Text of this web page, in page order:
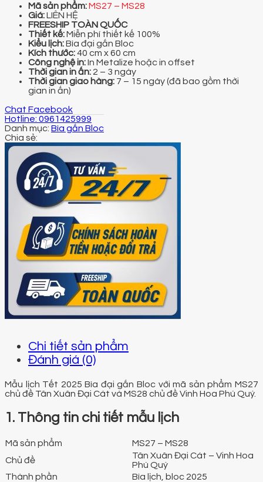
Mã sản phẩm:MS27 – MS28
Giá:LIÊN HỆ
FREESHIP TOÀN QUỐC
Thiết kế:Miễn phí thiết kế 100%
Kiểu lịch:Bìa đại gắn Bloc
Kích thước:40 cm x 60 cm
Công nghệ in:In Metalize hoặc in offset
Thời gian in ấn: 2 – 3 ngày
Thời gian giao hàng: 7 – 15 ngày (đã bao gồm thời
gian in ấn)
Chat Facebook
Hotline: 0961425999
Danh mục: Bìa gắn Bloc
Chi tiết sản phẩm
Đánh giá (0)
Mẫu lịch Tết 2025 Bìa đại gắn Bloc với mã sản phẩm MS27
chủ đề Tân Xuân Đại Cát và MS28 chủ đề Vinh Hoa Phú Quý.
1. Thông tin chi tiết mẫu lịch
Mã sản phẩm
MS27 – MS28
Chủ đề
Tân Xuân Đại Cát – Vinh Hoa
Phú Quý
Thành phần
Bìa lịch, bloc 2025